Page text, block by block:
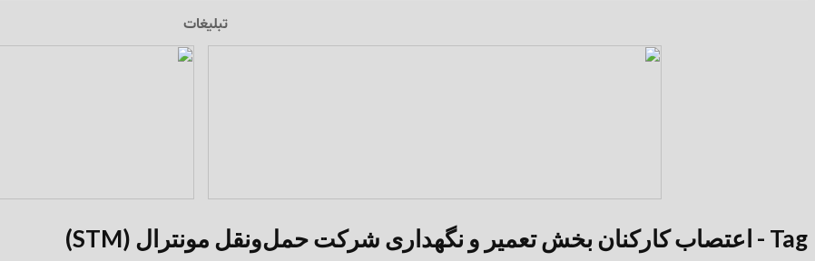
تبلیغات
Tag - اعتصاب کارکنان بخش تعمیر و نگهداری شرکت حمل‌ونقل مونترال (STM)